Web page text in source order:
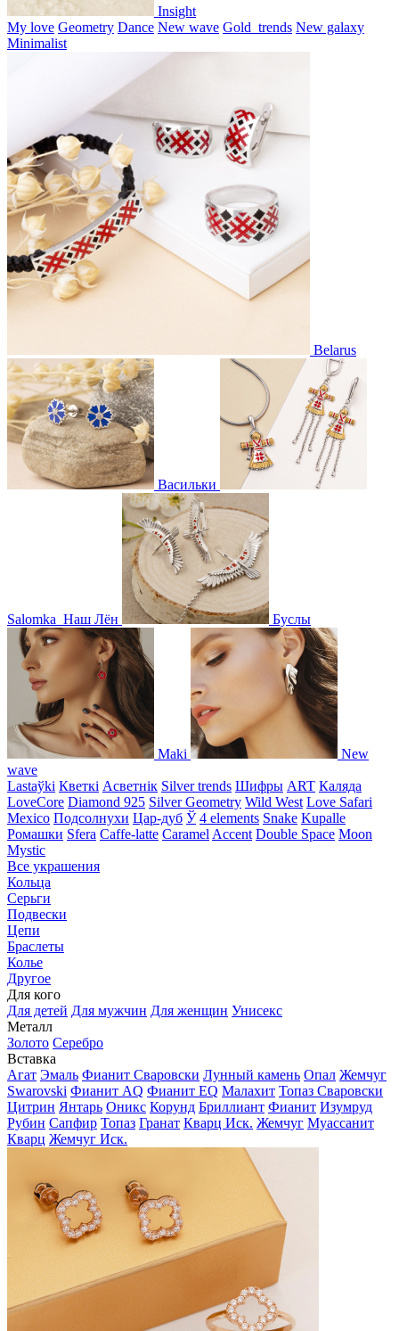
Insight
My love Geometry Dance New wave Gold_trends New galaxy
Minimalist
Belarus
Васильки
Salomka Наш Лён Буслы
Maki
New
wave
Lastaўki Кветкі Асветнiк Silver trends Шифры ART Каляда
LoveCore Diamond 925 Silver Geometry Wild West Love Safari
Mexico Подсолнухи Цар-дуб Ў 4 elements Snake Kupalle
Ромашки Sfera Caffe-latte Caramel Accent Double Space Moon
Mystic
Все украшения
Кольца
Серьги
Подвески
Цепи
Браслеты
Колье
Другое
Для кого
Для детей Для мужчин Для женщин Унисекс
Металл
Золото Серебро
Вставка
Агат Эмаль Фианит Сваровски Лунный камень Опал Жемчуг
Swarovski Фианит AQ Фианит EQ Малахит Топаз Сваровски
Цитрин Янтарь Оникс Корунд Бриллиант Фианит Изумруд
Рубин Сапфир Топаз Гранат Кварц Иск. Жемчуг Муассанит
Кварц Жемчуг Иск.